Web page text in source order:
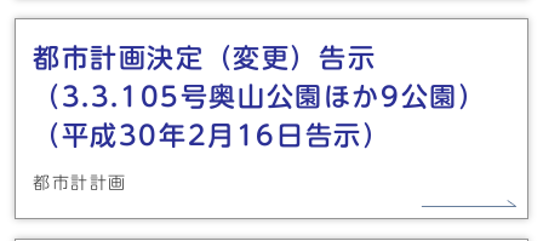
都市計画決定（変更）告示
（3.3.105号奥山公園ほか9公園）
（平成30年2月16日告示）
都市計計画